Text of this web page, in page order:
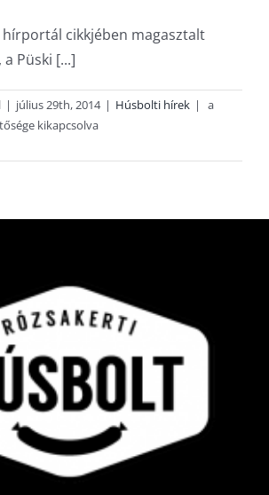
hírportál cikkjében magasztalt
Püski [...]
| július 29th, 2014 | Húsbolti hírek |
Díjnyertes
Czimer
a
kikapcsolva